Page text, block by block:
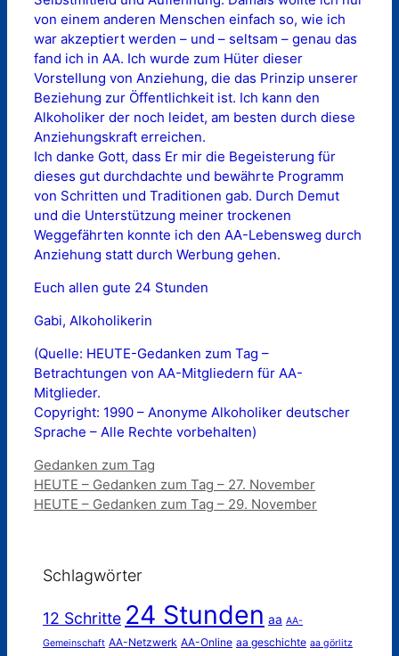
von einem anderen Menschen einfach so, wie ich
war akzeptiert werden – und – seltsam – genau das
fand ich in AA. Ich wurde zum Hüter dieser
Vorstellung von Anziehung, die das Prinzip unserer
Beziehung zur Öffentlichkeit ist. Ich kann den
Alkoholiker der noch leidet, am besten durch diese
Anziehungskraft erreichen.
Ich danke Gott, dass Er mir die Begeisterung für
dieses gut durchdachte und bewährte Programm
von Schritten und Traditionen gab. Durch Demut
und die Unterstützung meiner trockenen
Weggefährten konnte ich den AA-Lebensweg durch
Anziehung statt durch Werbung gehen.
Euch allen gute 24 Stunden
Gabi, Alkoholikerin
(Quelle: HEUTE-Gedanken zum Tag –
Betrachtungen von AA-Mitgliedern für AA-
Mitglieder.
Copyright: 1990 – Anonyme Alkoholiker deutscher
Sprache – Alle Rechte vorbehalten)
Kategorien
Gedanken zum Tag
HEUTE – Gedanken zum Tag – 27. November
HEUTE – Gedanken zum Tag – 29. November
Schlagwörter
12 Schritte 24 Stunden aa AA-
Gemeinschaft AA-Netzwerk AA-Online aa geschichte aa görlitz